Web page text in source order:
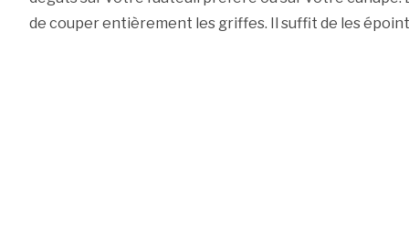
de couper entièrement les griffes. Il suffit de les